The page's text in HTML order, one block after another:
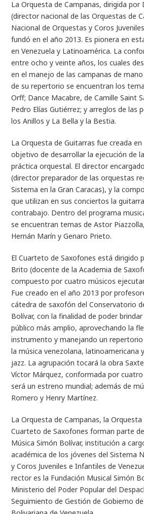
La Orquesta de Campanas, dirigida por
(director nacional de las Orquestas de
Nacional de Orquestas y Coros
fundó en el año 2013. Es pionera en
en Venezuela y Latinoamérica. La
entre ocho y veinte años, los cuales
en el manejo de las campanas de
de su repertorio se encuentran los
Orff; Dance Macabre, de Camille Saint
Pedro Elías Gutiérrez; y arreglos de las
los Anillos y La Bella y la Bestia.
La Orquesta de Guitarras fue creada
objetivo de desarrollar la ejecución de
práctica orquestal. El director
(director preparador de las orquestas
Sistema en la Gran Caracas), y la
que utilizan en sus conciertos la
contrabajo. Dentro del programa
se encuentran temas de Astor
Hernán Marín y Genaro Prieto.
El Cuarteto de Saxofones está dirigido
Brito (docente de la Academia de
compuesto por cuatro músicos
Fue creado en el año 2013 por
cátedra de saxofón del Conservatorio
Bolívar, con la finalidad de poder
público más amplio, aprovechando la
instrumento y manejando un repertorio
la música venezolana, latinoamericana
jazz. La agrupación tocará la obra
Víctor Márquez, conformada por
será un estreno mundial; además de
Romero y Henry Martínez.
La Orquesta de Campanas, la
Cuarteto de Saxofones forman parte
Música Simón Bolívar, institución a
académica de los jóvenes del Sistema
y Coros Juveniles e Infantiles de
rector es la Fundación Musical Simón
Ministerio del Poder Popular del
Seguimiento de Gestión de Gobierno